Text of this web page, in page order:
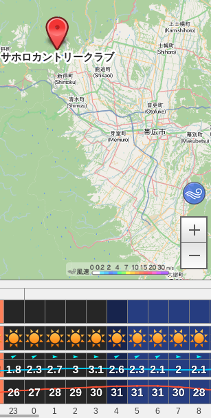
23 0 1 2 3 4 5 6 7 8
サホロカントリークラブ
サホロカントリークラブ